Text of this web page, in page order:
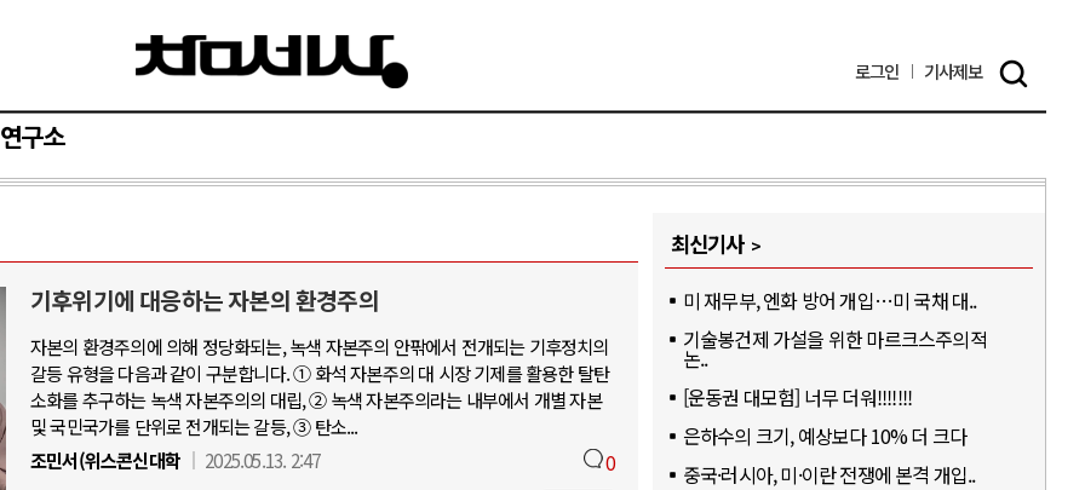
로그인 기사제보
연구소
기후위기에 대응하는 자본의 환경주의
자본의 환경주의에 의해 정당화되는, 녹색 자본주의 안팎에서 전개되는 기후정치의
갈등 유형을 다음과 같이 구분합니다. ① 화석 자본주의 대 시장 기제를 활용한 탈탄
소화를 추구하는 녹색 자본주의의 대립, ② 녹색 자본주의라는 내부에서 개별 자본
및 국민국가를 단위로 전개되는 갈등, ③ 탄소...
조민서(위스콘신대학
2025.05.13. 2:47 0
최신기사
미 재무부, 엔화 방어 개입…미 국채 대..
기술봉건제 가설을 위한 마르크스주의적
논..
[운동권 대모험] 너무 더워!!!!!!!
은하수의 크기, 예상보다 10% 더 크다
중국·러시아, 미·이란 전쟁에 본격 개입..